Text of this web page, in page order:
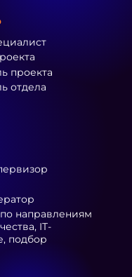
направлениям
IT-
подбор
проекта
отдела